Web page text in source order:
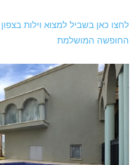
לחצו כאן בשביל למצוא וילות
החופשה המושלמת